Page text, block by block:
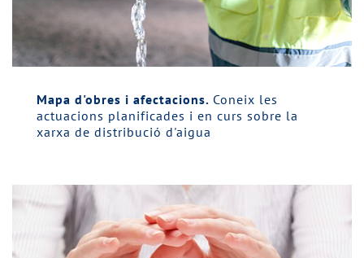
Mapa d'obres i afectacions. Coneix les
actuacions planificades i en curs sobre la
xarxa de distribució d'aigua